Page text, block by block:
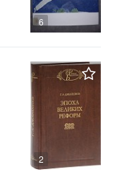
6
2